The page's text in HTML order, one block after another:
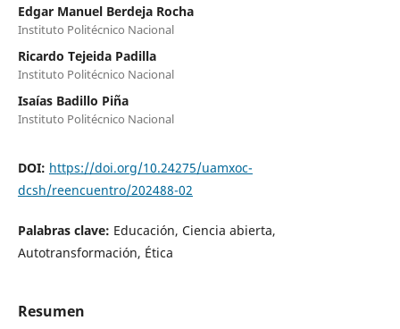
Edgar Manuel Berdeja Rocha
Instituto Politécnico Nacional
Ricardo Tejeida Padilla
Instituto Politécnico Nacional
Isaías Badillo Piña
Instituto Politécnico Nacional
DOI: https://doi.org/10.24275/uamxoc-
dcsh/reencuentro/202488-02
Palabras clave: Educación, Ciencia abierta,
Autotransformación, Ética
Resumen